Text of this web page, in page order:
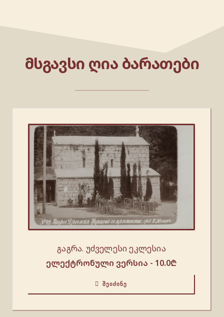
ᲛᲡᲒᲐᲕᲡᲘ ᲦᲘᲐ ᲑᲐᲠᲐᲗᲔᲑᲘ
გაგრა. უძველესი ეკლესია
ელექტრონული ვერსია - 10.0₾
ᲨᲔᲘᲫᲘᲜᲔ